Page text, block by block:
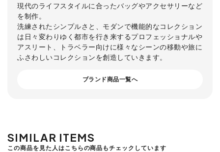
現代のライフスタイルに合ったバッグやアクセサリーなど
を制作。
洗練されたシンプルさと、モダンで機能的なコレクション
は日々変わりゆく都市を行き来するプロフェッショナルや
アスリート、トラベラー向けに様々なシーンの移動や旅に
ふさわしいコレクションを創造していきます。
ブランド商品一覧へ
SIMILAR ITEMS
この商品を見た人はこちらの商品もチェックしています